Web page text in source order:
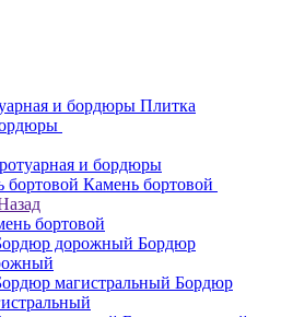
Плитка
и бордюры
Камень бортовой
бортовой
Бордюр
Бордюр